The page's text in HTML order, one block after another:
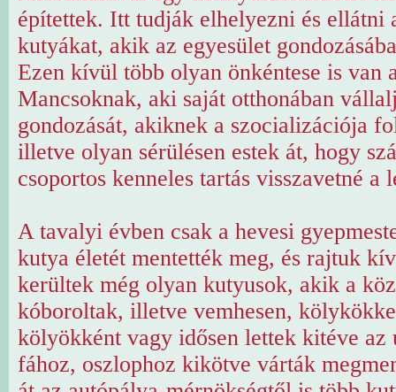
építettek. Itt tudják elhelyezni és ellátni
kutyákat, akik az egyesület
Ezen kívül több olyan önkéntese is van
Mancsoknak, aki saját otthonában
gondozását, akiknek a szocializációja
illetve olyan sérülésen estek át, hogy
csoportos kenneles tartás visszavetné
A tavalyi évben csak a hevesi
kutya életét mentették meg, és rajtuk
kerültek még olyan kutyusok, akik a
kóboroltak, illetve vemhesen,
kölyökként vagy idősen lettek kitéve az
fához, oszlophoz kikötve várták